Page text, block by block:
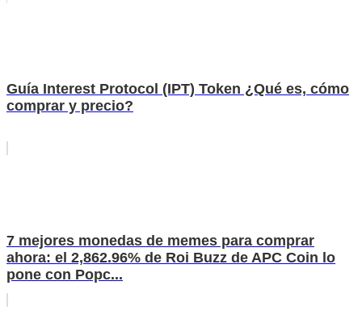
Guía Interest Protocol (IPT) Token ¿Qué es, cómo
comprar y precio?
7 mejores monedas de memes para comprar
ahora: el 2,862.96% de Roi Buzz de APC Coin lo
pone con Popc...